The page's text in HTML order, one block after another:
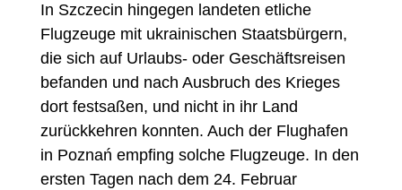
In Szczecin hingegen landeten etliche
Flugzeuge mit ukrainischen Staatsbürgern,
die sich auf Urlaubs- oder Geschäftsreisen
befanden und nach Ausbruch des Krieges
dort festsaßen, und nicht in ihr Land
zurückkehren konnten. Auch der Flughafen
in Poznań empfing solche Flugzeuge. In den
ersten Tagen nach dem 24. Februar